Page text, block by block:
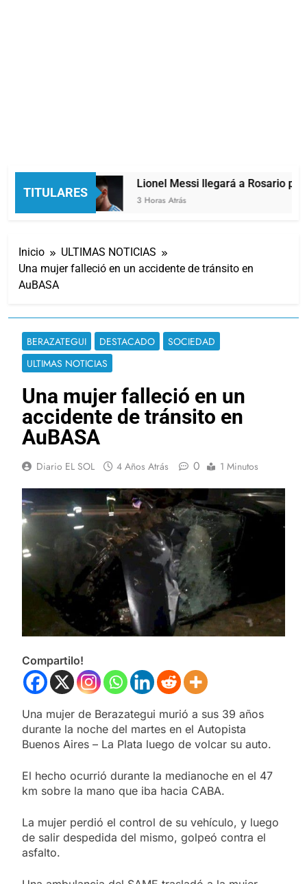
TITULARES
Lionel Messi llegará a Rosario
3 Horas Atrás
Inicio
ULTIMAS NOTICIAS
Una mujer falleció en un accidente de tránsito en
AuBASA
BERAZATEGUI DESTACADO
SOCIEDAD
ULTIMAS NOTICIAS
Una mujer falleció en un
accidente de tránsito en
AuBASA
Diario EL SOL 4 Años Atrás 0 1 Minutos
Compartilo!
Una mujer de Berazategui murió a sus 39 años
durante la noche del martes en el Autopista
Buenos Aires – La Plata luego de volcar su auto.
El hecho ocurrió durante la medianoche en el 47
km sobre la mano que iba hacia CABA.
La mujer perdió el control de su vehículo, y luego
de salir despedida del mismo, golpeó contra el
asfalto.